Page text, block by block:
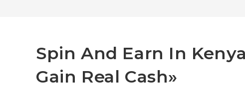
Spin And Earn In
Gain Real Cash»